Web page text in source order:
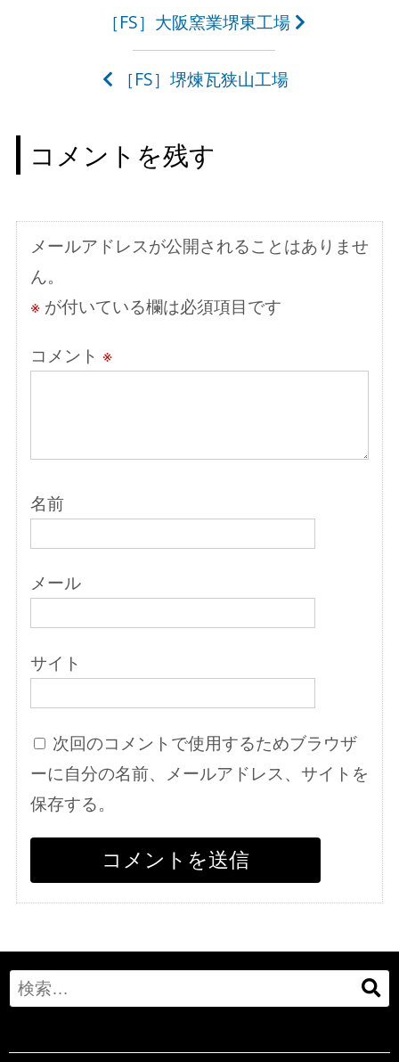
ビ
ゲ
シ
ョ
ン
［FS］大阪窯業堺東工場
［FS］堺煉瓦狭山工場
コメントを残す
メールアドレスが公開されることはありませ
ん。
※が付いている欄は必須項目です
コメント ※
名前
メール
サイト
次回のコメントで使用するためブラウザ
ーに自分の名前、メールアドレス、サイトを
保存する。
Search
for: